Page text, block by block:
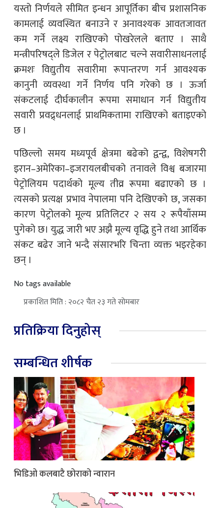
यस्तो निर्णयले सीमित इन्धन आपूर्तिका बीच प्रशासनिक
कामलाई व्यवस्थित बनाउने र अनावश्यक आवतजावत
कम गर्ने लक्ष्य राखिएको पोखरेलले बताए । साथै
मन्त्रीपरिषद्ले डिजेल र पेट्रोलबाट चल्ने सवारीसाधनलाई
क्रमशः विद्युतीय सवारीमा रूपान्तरण गर्न आवश्यक
कानुनी व्यवस्था गर्ने निर्णय पनि गरेको छ । ऊर्जा
संकटलाई दीर्घकालीन रूपमा समाधान गर्न विद्युतीय
सवारी प्रवद्र्धनलाई प्राथमिकतामा राखिएको बताइएको
छ ।
पछिल्लो समय मध्यपूर्व क्षेत्रमा बढेको द्वन्द्व, विशेषगरी
इरान–अमेरिका–इजरायलबीचको तनावले विश्व बजारमा
पेट्रोलियम पदार्थको मूल्य तीव्र रूपमा बढाएको छ ।
त्यसको प्रत्यक्ष प्रभाव नेपालमा पनि देखिएको छ, जसका
कारण पेट्रोलको मूल्य प्रतिलिटर २ सय २ रूपैयाँसम्म
पुगेको छ। युद्ध जारी भए अझै मूल्य वृद्धि हुने तथा आर्थिक
संकट बढेर जाने भन्दै संसारभरि चिन्ता व्यक्त भइरहेका
छन् ।
No tags available
प्रकाशित मिति : २०८२ चैत २३ गते सोमबार
प्रतिक्रिया दिनुहोस्
सम्बन्धित शीर्षक
भिडिओ कलबाटै छोराको न्वारान